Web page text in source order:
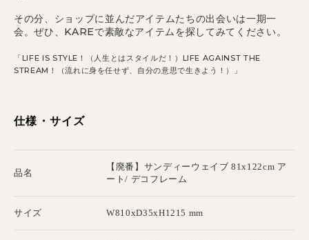
その分、ショップに並んだアイテムたちの出会いは一期一
会。ぜひ、KAREで素敵なアイテムを探してみてください。
「LIFE IS STYLE！（人生とはスタイルだ！）LIFE AGAINST THE
STREAM！（流れに身を任せず、自分の意思で生きよう！）」
仕様・サイズ
品名
【廃番】サンディーウェイブ 81x122cm ア
ート/ デコフレーム
サイズ W810xD35xH1215 mm